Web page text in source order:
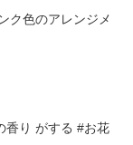
ク色のアレンジメ
香り がする #お花